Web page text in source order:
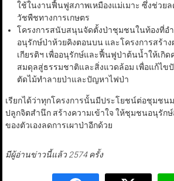
ใช้ในงานฟื้นฟูสภาพเหมืองแม่เมาะ ซึ่งช่วยล
วัชพืชทางการเกษตร
โครงการสนับสนุนจัดตั้งป่าชุมชนในท้องที่อำ
อนุรักษ์ป่าห้วยคิงตอนบน และโครงการสร้า
เกียรติฯ เพื่ออนุรักษ์และฟื้นฟูป่าต้นน้ำให้เกิ
สมดุลสู่ธรรมชาติและสิ่งแวดล้อม เพื่อแก้ไข
ตัดไม้ทำลายป่าและปัญหาไฟป่า
เรียกได้ว่าทุกโครงการนั้นมีประโยชน์ต่อชุมชน
ปลูกจิตสำนึก สร้างความเข้าใจ ให้ชุมชนอนุรัก
ของตัวเองลดการเผาป่าอีกด้วย
มีผู้อ่านข่าวนี้แล้ว 2574 ครั้ง